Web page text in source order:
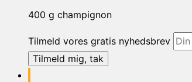
400 g champignon
Tilmeld vores gratis nyhedsbrev